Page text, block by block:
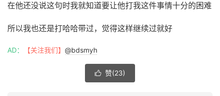
在他还没说这句时我就知道要让他打我这件事情十分的困难
所以我也还是打哈哈带过，觉得这样继续过就好
AD： 【关注我们】 @bdsmyh
 赞(23)